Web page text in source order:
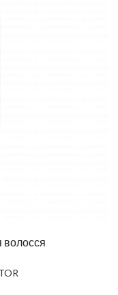
волосся